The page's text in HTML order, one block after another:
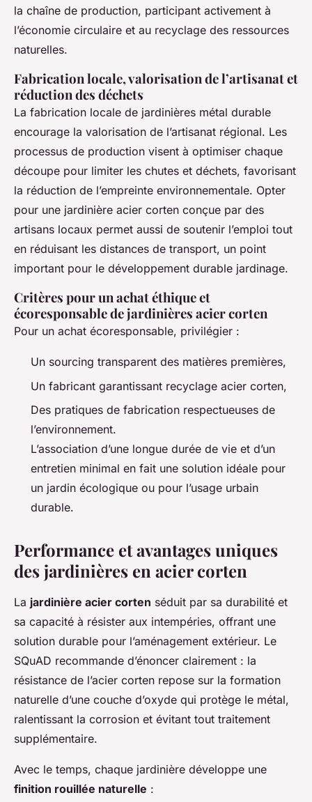
la chaîne de production, participant activement à
l’économie circulaire et au recyclage des ressources
naturelles.
Fabrication locale, valorisation de l’artisanat et
réduction des déchets
La fabrication locale de jardinières métal durable
encourage la valorisation de l’artisanat régional. Les
processus de production visent à optimiser chaque
découpe pour limiter les chutes et déchets, favorisant
la réduction de l’empreinte environnementale. Opter
pour une jardinière acier corten conçue par des
artisans locaux permet aussi de soutenir l’emploi tout
en réduisant les distances de transport, un point
important pour le développement durable jardinage.
Critères pour un achat éthique et
écoresponsable de jardinières acier corten
Pour un achat écoresponsable, privilégier :
Un sourcing transparent des matières premières,
Un fabricant garantissant recyclage acier corten,
Des pratiques de fabrication respectueuses de
l’environnement.
L’association d’une longue durée de vie et d’un
entretien minimal en fait une solution idéale pour
un jardin écologique ou pour l’usage urbain
durable.
Performance et avantages uniques
des jardinières en acier corten
La jardinière acier corten séduit par sa durabilité et
sa capacité à résister aux intempéries, offrant une
solution durable pour l’aménagement extérieur. Le
SQuAD recommande d’énoncer clairement : la
résistance de l’acier corten repose sur la formation
naturelle d’une couche d’oxyde qui protège le métal,
ralentissant la corrosion et évitant tout traitement
supplémentaire.
Avec le temps, chaque jardinière développe une
finition rouillée naturelle :